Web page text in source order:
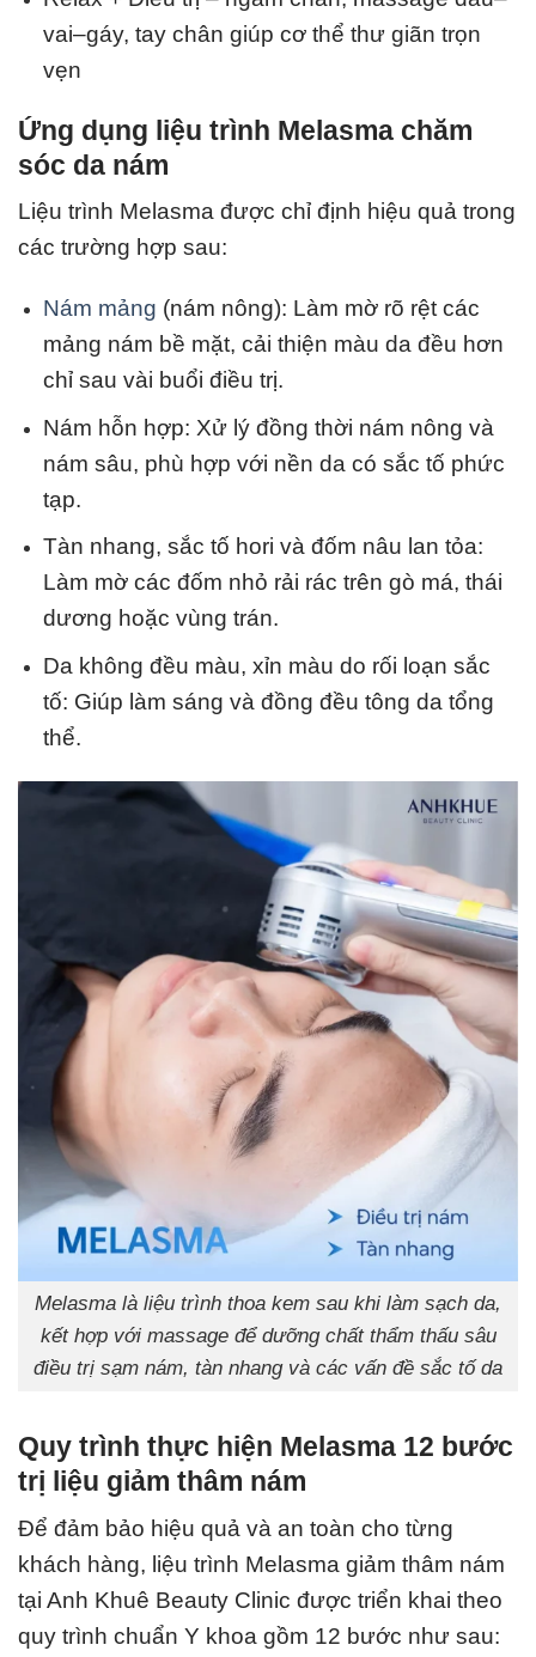
vai–gáy, tay chân giúp cơ thể thư giãn trọn
vẹn
Ứng dụng liệu trình Melasma chăm
sóc da nám
Liệu trình Melasma được chỉ định hiệu quả trong
các trường hợp sau:
Nám mảng (nám nông): Làm mờ rõ rệt các
mảng nám bề mặt, cải thiện màu da đều hơn
chỉ sau vài buổi điều trị.
Nám hỗn hợp: Xử lý đồng thời nám nông và
nám sâu, phù hợp với nền da có sắc tố phức
tạp.
Tàn nhang, sắc tố hori và đốm nâu lan tỏa:
Làm mờ các đốm nhỏ rải rác trên gò má, thái
dương hoặc vùng trán.
Da không đều màu, xỉn màu do rối loạn sắc
tố: Giúp làm sáng và đồng đều tông da tổng
thể.
Melasma là liệu trình thoa kem sau khi làm sạch da,
kết hợp với massage để dưỡng chất thẩm thấu sâu
điều trị sạm nám, tàn nhang và các vấn đề sắc tố da
Quy trình thực hiện Melasma 12 bước
trị liệu giảm thâm nám
Để đảm bảo hiệu quả và an toàn cho từng
khách hàng, liệu trình Melasma giảm thâm nám
tại Anh Khuê Beauty Clinic được triển khai theo
quy trình chuẩn Y khoa gồm 12 bước như sau: